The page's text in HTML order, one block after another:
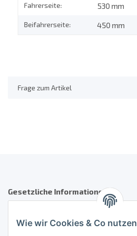
Fahrerseite: 530 mm
Beifahrerseite: 450 mm
Frage zum Artikel
Gesetzliche Informationen
Wie wir Cookies & Co nutzen